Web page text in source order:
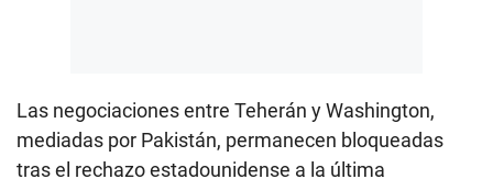
Las negociaciones entre Teherán y Washington,
mediadas por Pakistán, permanecen bloqueadas
tras el rechazo estadounidense a la última